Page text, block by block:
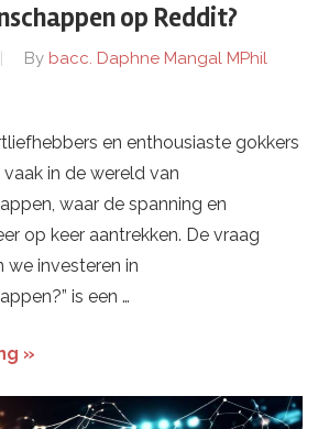
op Reddit?
By bacc. Daphne Mangal MPhil
en enthousiaste gokkers
in de wereld van
waar de spanning en
op keer aantrekken. De vraag
we investeren in
is een …
»